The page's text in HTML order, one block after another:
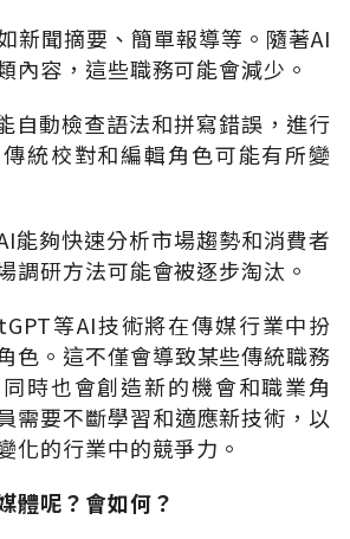
新聞摘要、簡單報導等。隨著AI
內容，這些職務可能會減少。
自動檢查語法和拼寫錯誤，進行
統校對和編輯角色可能有所變
能夠快速分析市場趨勢和消費者
調研方法可能會被逐步淘汰。
等AI技術將在傳媒行業中扮
色。這不僅會導致某些傳統職務
時也會創造新的機會和職業角
需要不斷學習和適應新技術，以
化的行業中的競爭力。
體呢？會如何？